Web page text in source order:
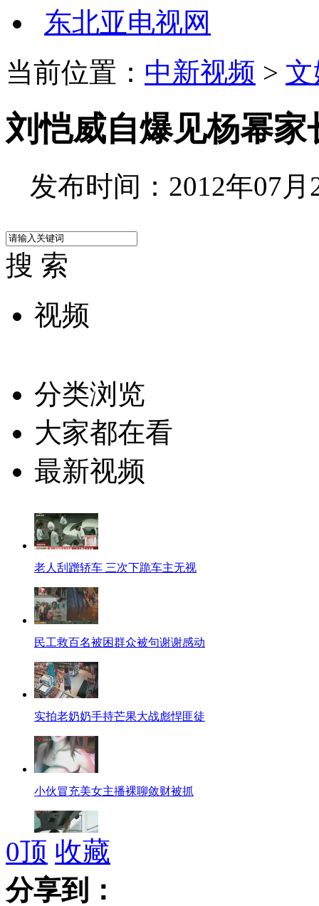
东北亚电视网
当前位置： 中新视频 >
刘恺威自爆见杨幂家
发布时间：2012年07月
搜 索
视频
分类浏览
大家都在看
最新视频
老人刮蹭轿车 三次下跪车主无视
民工救百名被困群众被句谢谢感动
实拍老奶奶手持芒果大战彪悍匪徒
小伙冒充美女主播裸聊敛财被抓
十秒车内逃生 后备箱的秘密开关
0顶 收藏
分享到：